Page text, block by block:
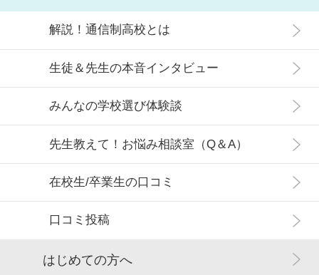
解説！通信制高校とは
生徒＆先生の本音インタビュー
みんなの学校選び体験談
先生教えて！お悩み相談室（Q＆A）
在校生/卒業生の口コミ
口コミ投稿
はじめての方へ